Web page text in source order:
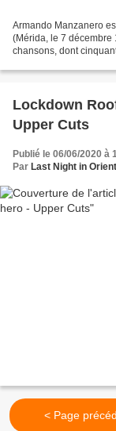
Armando Manzanero
(Mérida, le 7 décembre
chansons, dont
Lockdown
Upper Cuts
Publié le 06/06/2020 à
Par Last Night in
< Page